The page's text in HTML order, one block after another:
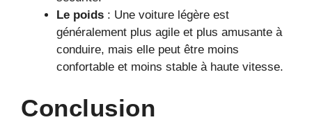
Le poids : Une voiture légère est
généralement plus agile et plus amusante à
conduire, mais elle peut être moins
confortable et moins stable à haute vitesse.
Conclusion